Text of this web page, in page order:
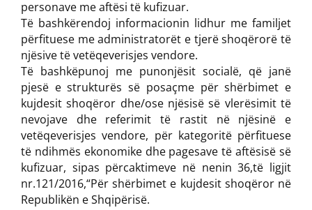
personave me aftësi të kufizuar.
Të bashkërendoj informacionin lidhur me familjet
përfituese me administratorët e tjerë shoqërorë të
njësive të vetëqeverisjes vendore.
Të bashkëpunoj me punonjësit socialë, që janë
pjesë e strukturës së posaçme për shërbimet e
kujdesit shoqëror dhe/ose njësisë së vlerësimit të
nevojave dhe referimit të rastit në njësinë e
vetëqeverisjes vendore, për kategoritë përfituese
të ndihmës ekonomike dhe pagesave të aftësisë së
kufizuar, sipas përcaktimeve në nenin 36,të ligjit
nr.121/2016,“Për shërbimet e kujdesit shoqëror në
Republikën e Shqipërisë.